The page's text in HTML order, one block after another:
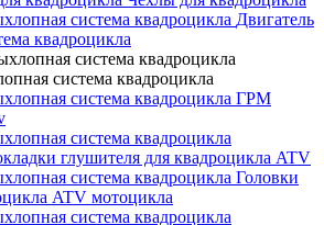
Двигатель
квадроцикла
система квадроцикла
система квадроцикла
ГРМ
глушителя для квадроцикла ATV
Головки
ATV мотоцикла